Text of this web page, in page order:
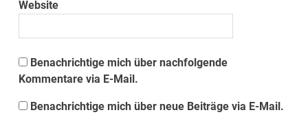
Website
Benachrichtige mich über nachfolgende
Kommentare via E-Mail.
Benachrichtige mich über neue Beiträge via E-Mail.